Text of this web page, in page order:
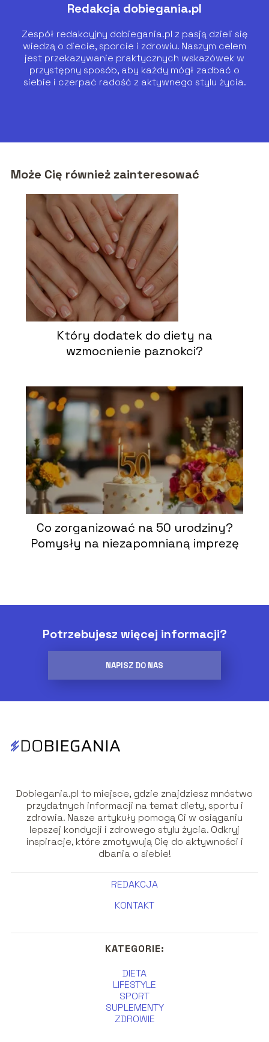
Redakcja dobiegania.pl
Zespół redakcyjny dobiegania.pl z pasją dzieli się
wiedzą o diecie, sporcie i zdrowiu. Naszym celem
jest przekazywanie praktycznych wskazówek w
przystępny sposób, aby każdy mógł zadbać o
siebie i czerpać radość z aktywnego stylu życia.
Może Cię również zainteresować
Który dodatek do diety na
wzmocnienie paznokci?
Co zorganizować na 50 urodziny?
Pomysły na niezapomnianą imprezę
Potrzebujesz więcej informacji?
NAPISZ DO NAS
Dobiegania.pl to miejsce, gdzie znajdziesz mnóstwo
przydatnych informacji na temat diety, sportu i
zdrowia. Nasze artykuły pomogą Ci w osiąganiu
lepszej kondycji i zdrowego stylu życia. Odkryj
inspiracje, które zmotywują Cię do aktywności i
dbania o siebie!
REDAKCJA
KONTAKT
KATEGORIE:
DIETA
LIFESTYLE
SPORT
SUPLEMENTY
ZDROWIE